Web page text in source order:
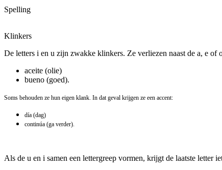
Spelling
Klinkers
De letters i en u zijn zwakke klinkers. Ze verliezen naast de a, e
aceite (olie)
bueno (goed).
Soms behouden ze hun eigen klank. In dat geval krijgen ze een accent:
día (dag)
continúa (ga verder).
Als de u en i samen een lettergreep vormen, krijgt de laatste letter